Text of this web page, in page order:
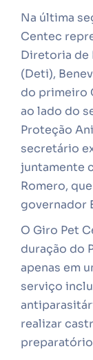
Na última
Centec
Diretoria de
(Deti),
do primeiro
ao lado do
Proteção
secretário
juntamente
Romero,
governador
O Giro Pet
duração do
apenas em
serviço
realizar